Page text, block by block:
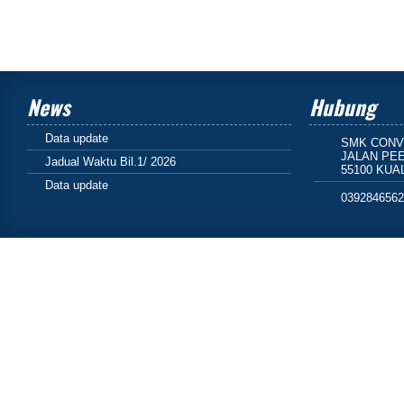
News
Data update
Jadual Waktu Bil.1/ 2026
Data update
Hubung
SMK
JALAN
55100
0392846562